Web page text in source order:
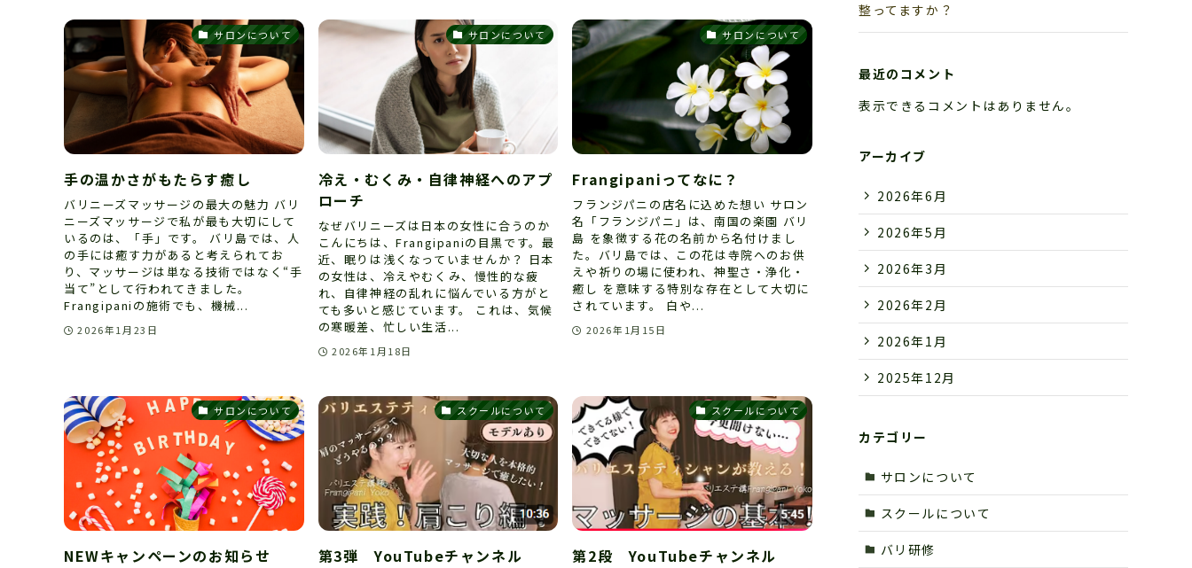
サロンについて
手の温かさがもたらす癒し
バリニーズマッサージの最大の魅力 バリ
ニーズマッサージで私が最も大切にして
いるのは、「手」です。 バリ島では、人
の手には癒す力があると考えられてお
り、マッサージは単なる技術ではなく“手
当て”として行われてきました。
Frangipaniの施術でも、機械...
2026年1月23日
サロンについて
冷え・むくみ・自律神経へのアプ
ローチ
なぜバリニーズは日本の女性に合うのか
こんにちは、Frangipaniの目黒です。最
近、眠りは浅くなっていませんか？ 日本
の女性は、冷えやむくみ、慢性的な疲
れ、自律神経の乱れに悩んでいる方がと
ても多いと感じています。 これは、気候
の寒暖差、忙しい生活...
2026年1月18日
サロンについて
Frangipaniってなに？
フランジパニの店名に込めた想い サロン
名「フランジパニ」は、南国の楽園 バリ
島 を象徴する花の名前から名付けまし
た。バリ島では、この花は寺院へのお供
えや祈りの場に使われ、神聖さ・浄化・
癒し を意味する特別な存在として大切に
されています。 白や...
2026年1月15日
サロンについて
NEWキャンペーンのお知らせ
スクールについて
第3弾 YouTubeチャンネル
スクールについて
第2段 YouTubeチャンネル
整ってますか？
最近のコメント
表示できるコメントはありません。
アーカイブ
2026年6月
2026年5月
2026年3月
2026年2月
2026年1月
2025年12月
カテゴリー
サロンについて
スクールについて
バリ研修